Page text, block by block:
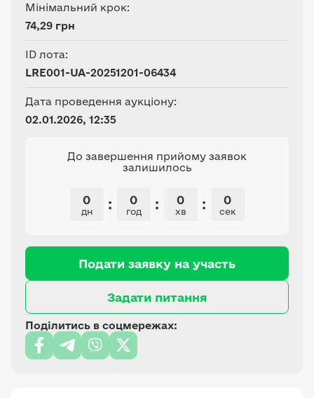
Мінімальний крок:
74,29 грн
ID лота:
LRE001-UA-20251201-06434
Дата проведення аукціону:
02.01.2026, 12:35
До завершення прийому заявок
залишилось
0
дн : 0
год : 0
хв : 0
сек
Подати заявку на участь
Задати питання
Поділитись в соцмережах: